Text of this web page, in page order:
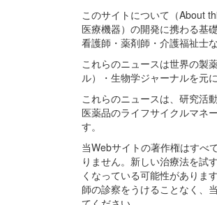
このサイトについて（About
医療機器）の開発に携わる基
看護師・薬剤師・介護福祉士
これらのニュースは世界の製
ル）・生物学ジャーナルを元
これらのニュースは、研究活
医薬品のライフサイクルマネ
す。
当Webサイトの著作権はすべ
りません。新しい治療法を試
くなっている可能性がありま
師の診察をうけることなく、